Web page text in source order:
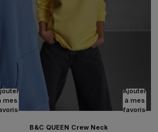
mes
Ajouter
à mes
favoris
B&C QUEEN Crew Neck